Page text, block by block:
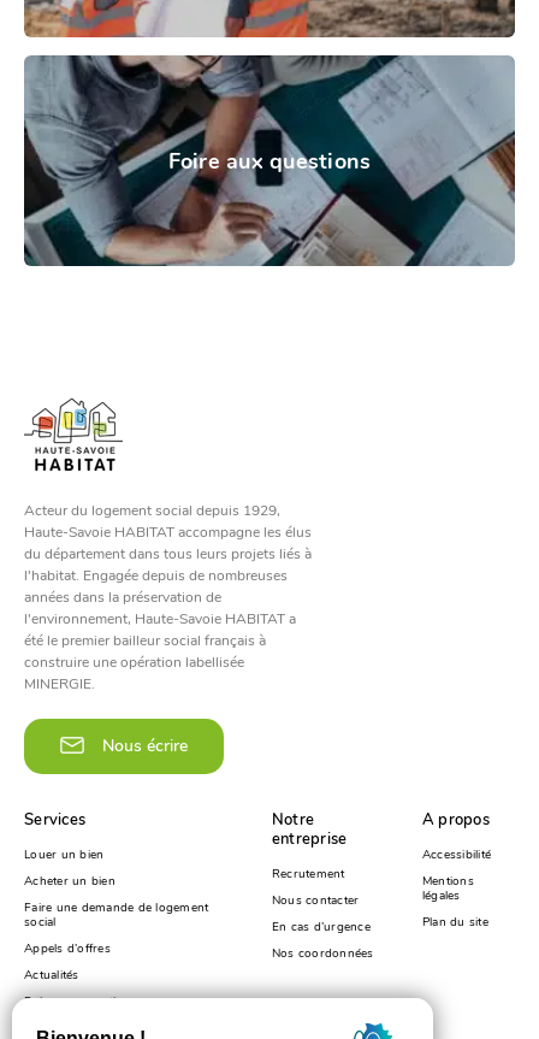
Foire aux questions
Acteur du logement social depuis 1929,
Haute-Savoie HABITAT accompagne les élus
du département dans tous leurs projets liés à
l'habitat. Engagée depuis de nombreuses
années dans la préservation de
l'environnement, Haute-Savoie HABITAT a
été le premier bailleur social français à
construire une opération labellisée
MINERGIE.
Nous écrire
Services
Louer un bien
Acheter un bien
Faire une demande de logement
social
Appels d’offres
Actualités
Foire aux questions
Notre
entreprise
Recrutement
Nous contacter
En cas d’urgence
Nos coordonnées
A propos
Accessibilité
Mentions
légales
Plan du site